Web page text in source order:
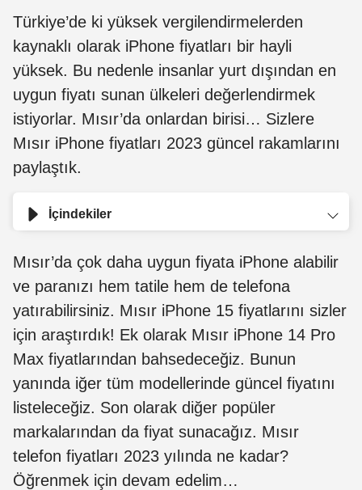
Türkiye’de ki yüksek vergilendirmelerden
kaynaklı olarak iPhone fiyatları bir hayli
yüksek. Bu nedenle insanlar yurt dışından en
uygun fiyatı sunan ülkeleri değerlendirmek
istiyorlar. Mısır’da onlardan birisi… Sizlere
Mısır iPhone fiyatları 2023 güncel rakamlarını
paylaştık.
İçindekiler
Mısır’da çok daha uygun fiyata iPhone alabilir
ve paranızı hem tatile hem de telefona
yatırabilirsiniz. Mısır iPhone 15 fiyatlarını sizler
için araştırdık! Ek olarak Mısır iPhone 14 Pro
Max fiyatlarından bahsedeceğiz. Bunun
yanında iğer tüm modellerinde güncel fiyatını
listeleceğiz. Son olarak diğer popüler
markalarından da fiyat sunacağız. Mısır
telefon fiyatları 2023 yılında ne kadar?
Öğrenmek için devam edelim…